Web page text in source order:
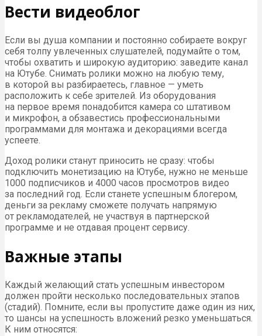
Вести видеоблог
Если вы душа компании и постоянно собираете вокруг
себя толпу увлеченных слушателей, подумайте о том,
чтобы охватить и широкую аудиторию: заведите канал
на Ютубе. Снимать ролики можно на любую тему,
в которой вы разбираетесь, главное — уметь
расположить к себе зрителей. Из оборудования
на первое время понадобится камера со штативом
и микрофон, а обзавестись профессиональными
программами для монтажа и декорациями всегда
успеете.
Доход ролики станут приносить не сразу: чтобы
подключить монетизацию на Ютубе, нужно не меньше
1000 подписчиков и 4000 часов просмотров видео
за последний год. Если станете успешным блогером,
деньги за рекламу сможете получать напрямую
от рекламодателей, не участвуя в партнерской
программе и не отдавая процент сервису.
Важные этапы
Каждый желающий стать успешным инвестором
должен пройти несколько последовательных этапов
(стадий). Помните, если вы пропустите даже один из них,
то шансы на успешность вложений резко уменьшаться.
К ним относятся: